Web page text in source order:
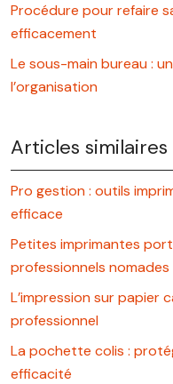
Procédure pour refaire
efficacement
Le sous-main bureau :
l’organisation
Articles similaires
Pro gestion : outils
efficace
Petites imprimantes
professionnels nomades
L’impression sur papier
professionnel
La pochette colis :
efficacité